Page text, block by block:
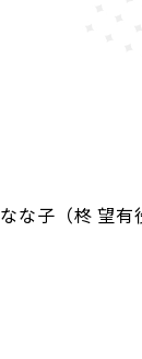
な子（柊 望